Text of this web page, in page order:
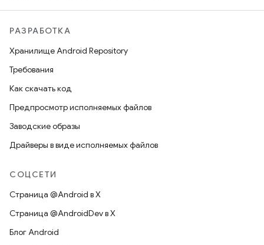
РАЗРАБОТКА
Хранилище Android Repository
Требования
Как скачать код
Предпросмотр исполняемых файлов
Заводские образы
Драйверы в виде исполняемых файлов
СОЦСЕТИ
Страница @Android в X
Страница @AndroidDev в X
Блог Android